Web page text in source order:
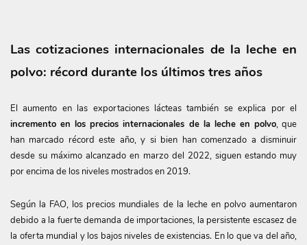
Las cotizaciones internacionales de la leche en
polvo: récord durante los últimos tres años
El aumento en las exportaciones lácteas también se explica por el
incremento en los precios internacionales de la leche en polvo, que
han marcado récord este año, y si bien han comenzado a disminuir
desde su máximo alcanzado en marzo del 2022, siguen estando muy
por encima de los niveles mostrados en 2019.
Según la FAO, los precios mundiales de la leche en polvo aumentaron
debido a la fuerte demanda de importaciones, la persistente escasez de
la oferta mundial y los bajos niveles de existencias. En lo que va del año,